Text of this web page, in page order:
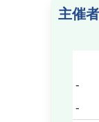
主催
-
-